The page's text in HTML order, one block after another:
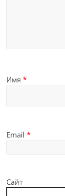
Имя*
Email*
Сайт